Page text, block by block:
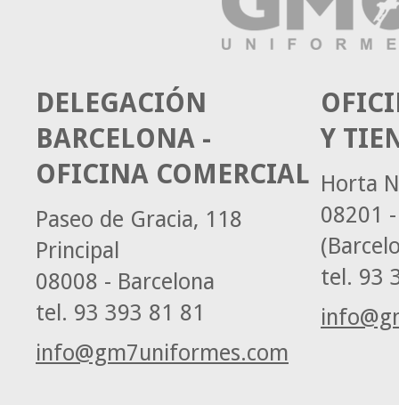
Y
Horta
08201
tel. 93
DELEGACIÓN
BARCELONA -
OFICINA COMERCIAL
Paseo de Gracia, 118
Principal
08008 - Barcelona
tel. 93 393 81 81
info@gm7uniformes.com